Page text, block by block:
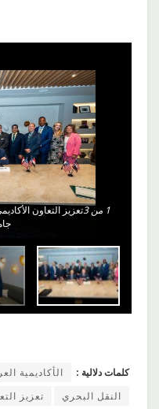
1 من 3 تعزيز التعاون
كلمات دلالية : الأكاديمية
النقل البحري
تعزيز